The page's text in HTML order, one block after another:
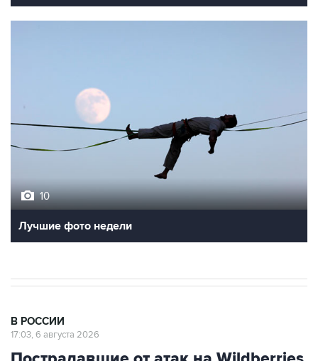
10
Лучшие фото недели
В РОССИИ
17:03, 6 августа 2026